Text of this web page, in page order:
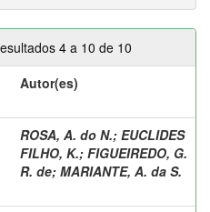
4 a 10 de 10
Autor(es)
ROSA, A. do N.; EUCLIDES
FILHO, K.; FIGUEIREDO, G.
R. de; MARIANTE, A. da S.